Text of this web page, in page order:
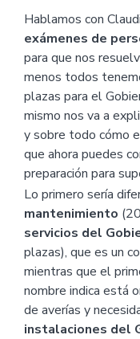
Hablamos con
exámenes de
para que nos
menos todos
plazas para el
mismo nos va a
y sobre todo cómo
que ahora puedes
preparación para
Lo primero sería
mantenimiento
servicios del
plazas), que es un
mientras que el
nombre indica está
de averías y
instalaciones del